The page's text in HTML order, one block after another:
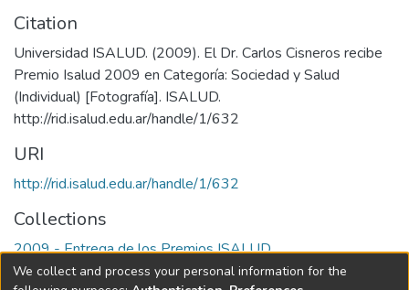
Citation
Universidad ISALUD. (2009). El Dr. Carlos Cisneros recibe
Premio Isalud 2009 en Categoría: Sociedad y Salud
(Individual) [Fotografía]. ISALUD.
URI
http://rid.isalud.edu.ar/handle/1/632
Collections
2009 - Entrega de los Premios ISALUD
We collect and process your personal information for the